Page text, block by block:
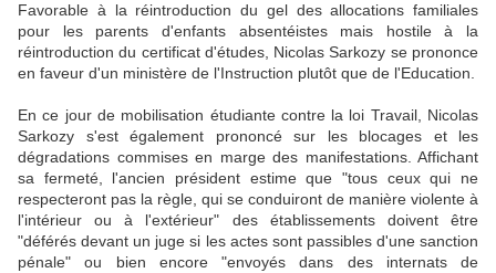
Favorable à la réintroduction du gel des allocations familiales
pour les parents d'enfants absentéistes mais hostile à la
réintroduction du certificat d'études, Nicolas Sarkozy se prononce
en faveur d'un ministère de l'Instruction plutôt que de l'Education.
En ce jour de mobilisation étudiante contre la loi Travail, Nicolas
Sarkozy s'est également prononcé sur les blocages et les
dégradations commises en marge des manifestations. Affichant
sa fermeté, l'ancien président estime que "tous ceux qui ne
respecteront pas la règle, qui se conduiront de manière violente à
l'intérieur ou à l'extérieur" des établissements doivent être
"déférés devant un juge si les actes sont passibles d'une sanction
pénale" ou bien encore "envoyés dans des internats de